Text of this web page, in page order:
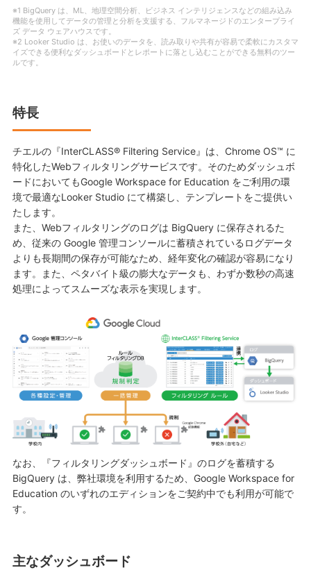
※1 BigQuery は、ML、地理空間分析、ビジネス インテリジェンスなどの組み込み
機能を使用してデータの管理と分析を支援する、フルマネージドのエンタープライ
ズ データ ウェアハウスです。
※2 Looker Studio は、お使いのデータを、読み取りや共有が容易で柔軟にカスタマ
イズできる便利なダッシュボードとレポートに落とし込むことができる無料のツー
ルです。
特長
チエルの『InterCLASS® Filtering Service』は、Chrome OS™ に
特化したWebフィルタリングサービスです。そのためダッシュボ
ードにおいてもGoogle Workspace for Education をご利用の環
境で最適なLooker Studio にて構築し、テンプレートをご提供い
たします。
また、Webフィルタリングのログは BigQuery に保存されるた
め、従来の Google 管理コンソールに蓄積されているログデータ
よりも長期間の保存が可能なため、経年変化の確認が容易になり
ます。また、ペタバイト級の膨大なデータも、わずか数秒の高速
処理によってスムーズな表示を実現します。
なお、『フィルタリングダッシュボード』のログを蓄積する
BigQuery は、弊社環境を利用するため、Google Workspace for
Education のいずれのエディションをご契約中でも利用が可能で
す。
主なダッシュボード